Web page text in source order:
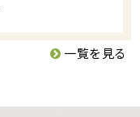
一覧を見る